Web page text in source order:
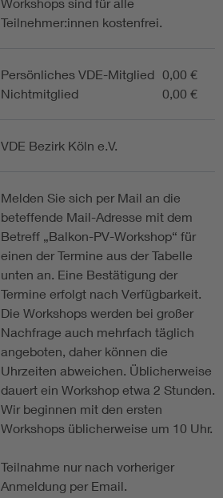
Workshops sind für alle
Teilnehmer:innen kostenfrei.
Persönliches VDE-Mitglied 0,00 €
Nichtmitglied
0,00 €
VDE Bezirk Köln e.V.
Melden Sie sich per Mail an die
beteffende Mail-Adresse mit dem
Betreff „Balkon-PV-Workshop“ für
einen der Termine aus der Tabelle
unten an. Eine Bestätigung der
Termine erfolgt nach Verfügbarkeit.
Die Workshops werden bei großer
Nachfrage auch mehrfach täglich
angeboten, daher können die
Uhrzeiten abweichen. Üblicherweise
dauert ein Workshop etwa 2 Stunden.
Wir beginnen mit den ersten
Workshops üblicherweise um 10 Uhr.
Teilnahme nur nach vorheriger
Anmeldung per Email.